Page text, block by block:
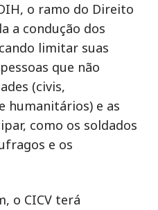
o ramo do Direito
a condução dos
limitar suas
que não
(civis,
humanitários) e as
como os soldados
e os
o CICV terá